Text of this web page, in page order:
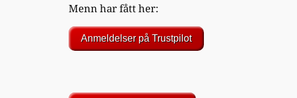
Menn har fått her:
Anmeldelser på Trustpilot